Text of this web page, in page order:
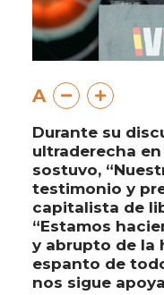
A
Durante su
ultraderecha en
sostuvo,
testimonio y
capitalista de
“Estamos
y abrupto de la
espanto de
nos sigue